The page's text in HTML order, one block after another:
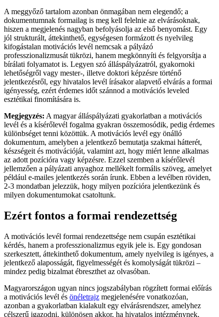
A meggyőző tartalom azonban önmagában nem elegendő; a
dokumentumnak formailag is meg kell felelnie az elvárásoknak,
hiszen a megjelenés nagyban befolyásolja az első benyomást. Egy
jól strukturált, áttekinthető, egységesen formázott és nyelvileg
kifogástalan motivációs levél nemcsak a pályázó
professzionalizmusát tükrözi, hanem megkönnyíti és felgyorsítja a
bírálati folyamatot is. Legyen szó álláspályázatról, gyakornoki
lehetőségről vagy mester-, illetve doktori képzésre történő
jelentkezésről, egy hivatalos levél írásakor alapvető elvárás a formai
igényesség, ezért érdemes időt szánnod a motivációs leveled
esztétikai finomítására is.
Megjegyzés: A magyar álláspályázati gyakorlatban a motivációs
levél és a kísérőlevél fogalma gyakran összemosódik, pedig érdemes
különbséget tenni közöttük. A motivációs levél egy önálló
dokumentum, amelyben a jelentkező bemutatja szakmai hátterét,
készségeit és motivációját, valamint azt, hogy miért lenne alkalmas
az adott pozícióra vagy képzésre. Ezzel szemben a kísérőlevél
jellemzően a pályázati anyaghoz mellékelt formális szöveg, amelyet
például e-mailes jelentkezés során írunk. Ebben a levélben röviden,
2-3 mondatban jelezzük, hogy milyen pozícióra jelentkezünk és
milyen dokumentumokat csatoltunk.
Ezért fontos a formai rendezettség
A motivációs levél formai rendezettsége nem csupán esztétikai
kérdés, hanem a professzionalizmus egyik jele is. Egy gondosan
szerkesztett, áttekinthető dokumentum, amely nyelvileg is igényes, a
jelentkező alaposságát, figyelmességét és komolyságát tükrözi –
mindez pedig bizalmat ébreszthet az olvasóban.
Magyarországon ugyan nincs jogszabályban rögzített formai előírás
a motivációs levél és önéletrajz megjelenésére vonatkozóan,
azonban a gyakorlatban kialakult egy elvárásrendszer, amelyhez
célszerű igazodni, különösen akkor, ha hivatalos intézménynek,